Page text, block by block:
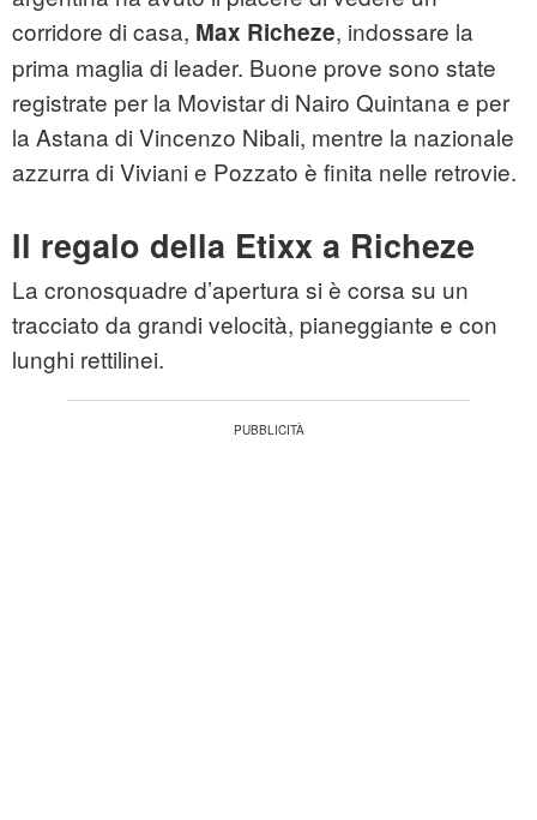
corridore di casa, Max Richeze, indossare la
prima maglia di leader. Buone prove sono state
registrate per la Movistar di Nairo Quintana e per
la Astana di Vincenzo Nibali, mentre la nazionale
azzurra di Viviani e Pozzato è finita nelle retrovie.
Il regalo della Etixx a Richeze
La cronosquadre d’apertura si è corsa su un
tracciato da grandi velocità, pianeggiante e con
lunghi rettilinei.